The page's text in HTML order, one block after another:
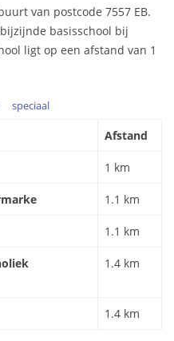
van postcode 7557 EB.
basisschool bij
ligt op een afstand van 1
speciaal
Afstand
1 km
1.1 km
1.1 km
1.4 km
1.4 km